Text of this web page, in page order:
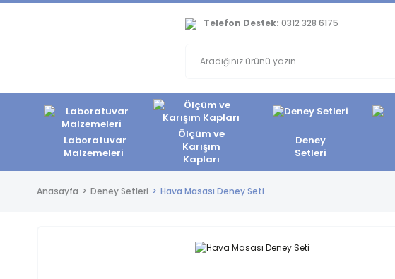
Telefon Destek: 0312 328 6175
Laboratuvar
Malzemeleri
Ölçüm ve
Karışım
Kapları
Deney
Setleri
Anasayfa Deney Setleri Hava Masası Deney Seti